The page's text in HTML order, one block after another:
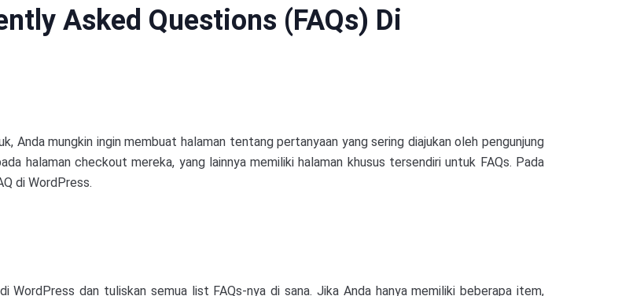
Asked Questions (FAQs) Di
Anda mungkin ingin membuat halaman tentang pertanyaan yang sering diajukan oleh pengunjung
halaman checkout mereka, yang lainnya memiliki halaman khusus tersendiri untuk FAQs. Pada
di WordPress.
WordPress dan tuliskan semua list FAQs-nya di sana. Jika Anda hanya memiliki beberapa item,